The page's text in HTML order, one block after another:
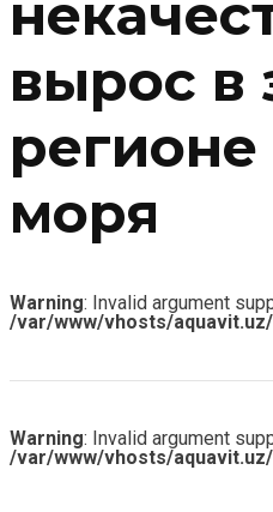
вырос в
моря
Warning: Invalid argument
/var/www/vhosts/
Warning: Invalid argument
/var/www/vhosts/